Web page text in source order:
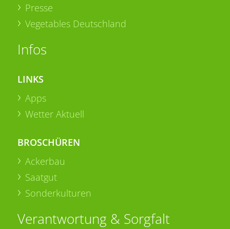
Presse
Vegetables Deutschland
Infos
LINKS
Apps
Wetter Aktuell
BROSCHÜREN
Ackerbau
Saatgut
Sonderkulturen
Verantwortung & Sorgfalt